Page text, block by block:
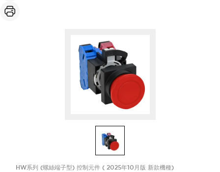
HW系列 (螺絲端子型) 控制元件 ( 2025年10月版 新款機種)